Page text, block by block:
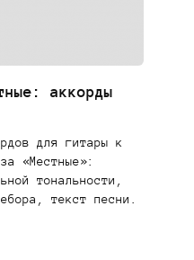
аккорды
для гитары к
«Местные»:
тональности,
текст песни.